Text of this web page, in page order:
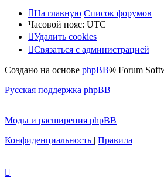
На главную Список форумов
Часовой пояс: UTC
Удалить cookies
Связаться с администрацией
Создано на основе phpBB® Forum
Русская поддержка phpBB
Моды и расширения phpBB
Конфиденциальность | Правила